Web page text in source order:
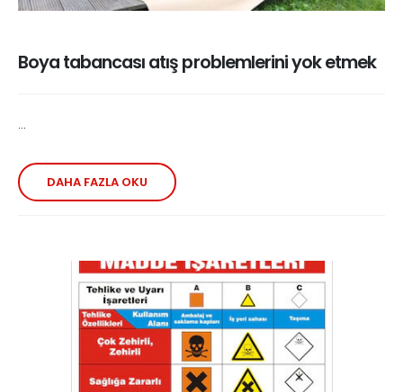
Boya tabancası atış problemlerini yok etmek
...
DAHA FAZLA OKU